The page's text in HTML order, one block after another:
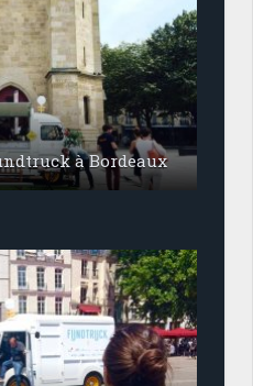
à Bordeaux